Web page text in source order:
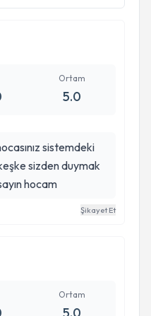
Ortam
5.0
sistemdeki
sizden duymak
hocam
Şikayet Et
Ortam